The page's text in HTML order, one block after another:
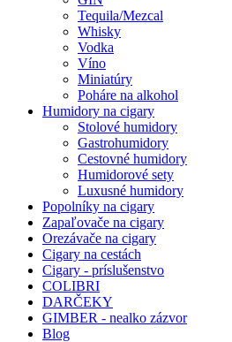
Tequila/Mezcal
Whisky
Vodka
Víno
Miniatúry
Poháre na alkohol
Humidory na cigary
Stolové humidory
Gastrohumidory
Cestovné humidory
Humidorové sety
Luxusné humidory
Popolníky na cigary
Zapaľovače na cigary
Orezávače na cigary
Cigary na cestách
Cigary - príslušenstvo
COLIBRI
DARČEKY
GIMBER - nealko zázvor
Blog